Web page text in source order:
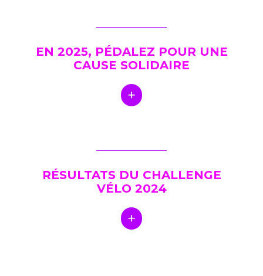
EN 2025, PÉDALEZ POUR UNE
CAUSE SOLIDAIRE
RÉSULTATS DU CHALLENGE
VÉLO 2024